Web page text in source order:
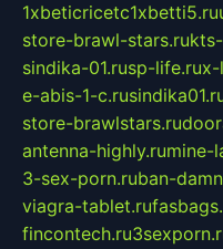
1xbeticricetc1xbetti5.ru
store-brawl-stars.ru
sindika-01.rusp-life.rux-
e-abis-1-c.ru
store-brawlstars.ru
antenna-highly.rumine-
3-sex-porn.ruban-
viagra-tablet.ru
fincontech.ru